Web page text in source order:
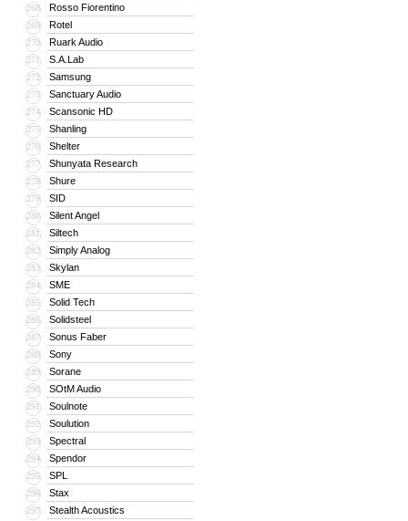
268 Rosso Fiorentino
269 Rotel
270 Ruark Audio
271 S.A.Lab
272 Samsung
273 Sanctuary Audio
274 Scansonic HD
275 Shanling
276 Shelter
277 Shunyata Research
278 Shure
279 SID
280 Silent Angel
281 Siltech
282 Simply Analog
283 Skylan
284 SME
285 Solid Tech
286 Solidsteel
287 Sonus Faber
288 Sony
289 Sorane
290 SOtM Audio
291 Soulnote
292 Soulution
293 Spectral
294 Spendor
295 SPL
296 Stax
297 Stealth Acoustics